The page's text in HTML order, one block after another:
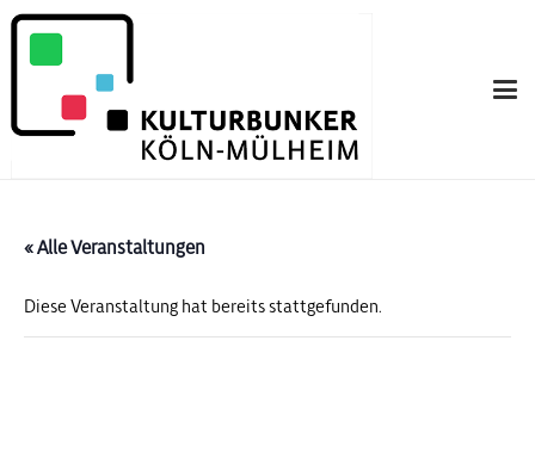
« Alle Veranstaltungen
Diese Veranstaltung hat bereits stattgefunden.